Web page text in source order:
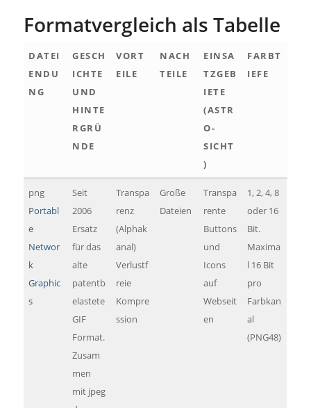
Formatvergleich als Tabelle
DATEI
ENDU
NG
GESCH
ICHTE
UND
HINTE
RGRÜ
NDE
VORT
EILE
NACH
TEILE
EINSA
TZGEB
IETE
(ASTR
O-
SICHT
)
FARBT
IEFE
png
Portabl
e
Networ
k
Graphic
s
Seit
2006
Ersatz
für das
alte
patentb
elastete
GIF
Format.
Zusam
men
mit jpeg
Transpa
renz
(Alphak
anal)
Verlustf
reie
Kompre
ssion
Große
Dateien
Transpa
rente
Buttons
und
Icons
auf
Webseit
en
1, 2, 4, 8
oder 16
Bit.
Maxima
l 16 Bit
pro
Farbkan
al
(PNG48)